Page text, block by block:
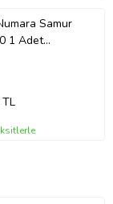
Samur
1 Adet